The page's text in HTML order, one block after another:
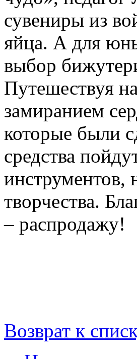
сувениры из
яйца. А для
выбор
Путешествуя
замиранием
которые были
средства
инструментов,
творчества.
– распродажу!
Возврат к